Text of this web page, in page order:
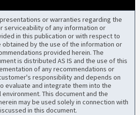
or warranties regarding the
serviceability of any information or
in this publication or with respect to
obtained by the use of the information or
provided herein. The
is distributed AS IS and the use of this
of any recommendations or
responsibility and depends on
evaluate and integrate them into the
This document and the
may be used solely in connection with
in this document.